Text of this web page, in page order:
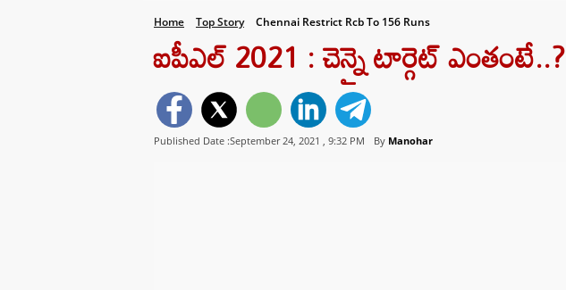
Home Top Story Chennai Restrict Rcb To 156 Runs
ఐపీఎల్ 2021 : చెన్నై టార్గెట్ ఎంతంటే..?
Published Date :September 24, 2021 , 9:32 PM By Manohar